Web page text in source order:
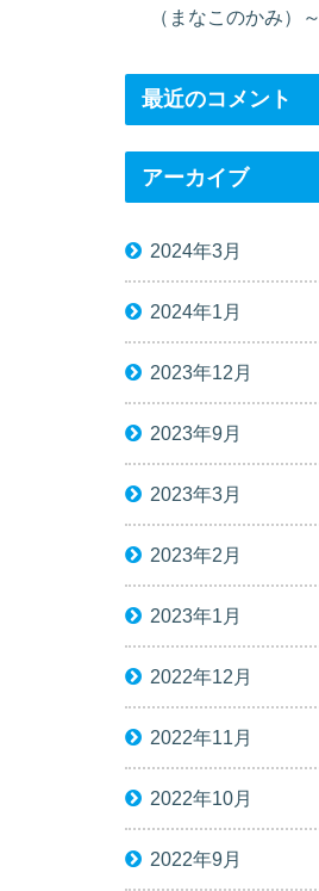
（まなこのかみ）～
最近のコメント
アーカイブ
2024年3月
2024年1月
2023年12月
2023年9月
2023年3月
2023年2月
2023年1月
2022年12月
2022年11月
2022年10月
2022年9月